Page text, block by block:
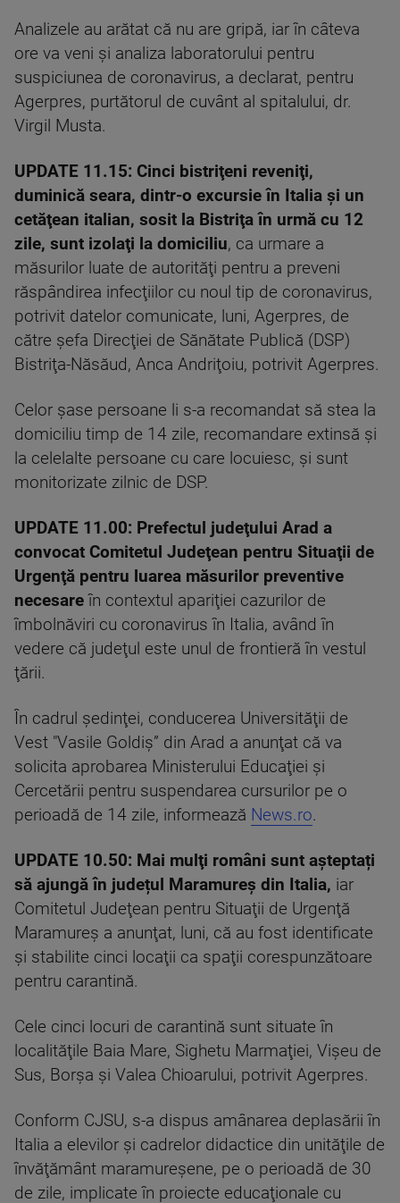
Analizele au arătat că nu are gripă, iar în câteva
ore va veni şi analiza laboratorului pentru
suspiciunea de coronavirus, a declarat, pentru
Agerpres, purtătorul de cuvânt al spitalului, dr.
Virgil Musta.
UPDATE 11.15: Cinci bistriţeni reveniţi,
duminică seara, dintr-o excursie în Italia şi un
cetăţean italian, sosit la Bistriţa în urmă cu 12
zile, sunt izolaţi la domiciliu, ca urmare a
măsurilor luate de autorităţi pentru a preveni
răspândirea infecţiilor cu noul tip de coronavirus,
potrivit datelor comunicate, luni, Agerpres, de
către şefa Direcţiei de Sănătate Publică (DSP)
Bistriţa-Năsăud, Anca Andriţoiu, potrivit Agerpres.
Celor şase persoane li s-a recomandat să stea la
domiciliu timp de 14 zile, recomandare extinsă şi
la celelalte persoane cu care locuiesc, şi sunt
monitorizate zilnic de DSP.
UPDATE 11.00: Prefectul judeţului Arad a
convocat Comitetul Judeţean pentru Situaţii de
Urgenţă pentru luarea măsurilor preventive
necesareîn contextul apariţiei cazurilor de
îmbolnăviri cu coronavirus în Italia, având în
vedere că judeţul este unul de frontieră în vestul
ţării.
În cadrul şedinţei, conducerea Universităţii de
Vest "Vasile Goldiş” din Arad a anunţat că va
solicita aprobarea Ministerului Educaţiei şi
Cercetării pentru suspendarea cursurilor pe o
perioadă de 14 zile, informează News.ro.
UPDATE 10.50: Mai mulţi români sunt așteptați
să ajungă în județul Maramureș din Italia, iar
Comitetul Judeţean pentru Situaţii de Urgenţă
Maramureş a anunţat, luni, că au fost identificate
şi stabilite cinci locaţii ca spaţii corespunzătoare
pentru carantină.
Cele cinci locuri de carantină sunt situate în
localităţile Baia Mare, Sighetu Marmaţiei, Vişeu de
Sus, Borşa şi Valea Chioarului, potrivit Agerpres.
Conform CJSU, s-a dispus amânarea deplasării în
Italia a elevilor şi cadrelor didactice din unităţile de
învăţământ maramureşene, pe o perioadă de 30
de zile, implicate în proiecte educaţionale cu